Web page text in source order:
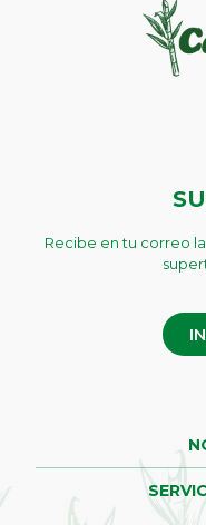
Recibe en tu correo